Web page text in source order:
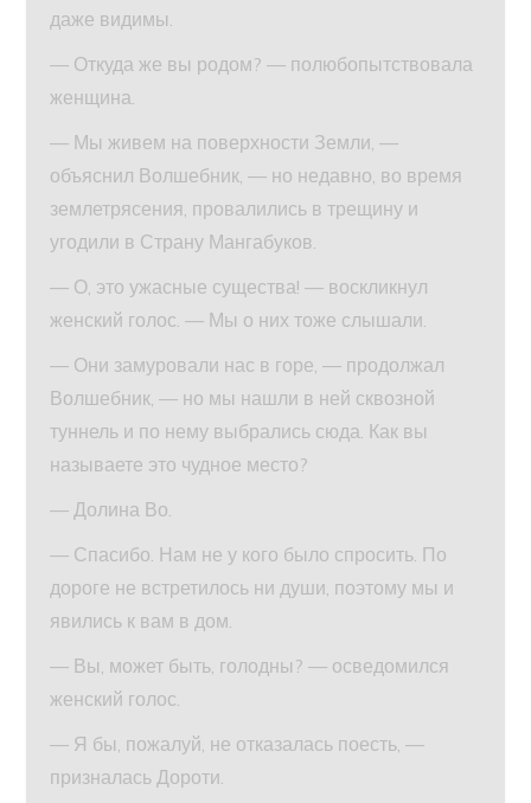
даже видимы.
— Откуда же вы родом? — полюбопытствовала
женщина.
— Мы живем на поверхности Земли, —
объяснил Волшебник, — но недавно, во время
землетрясения, провалились в трещину и
угодили в Страну Мангабуков.
— О, это ужасные существа! — воскликнул
женский голос. — Мы о них тоже слышали.
— Они замуровали нас в горе, — продолжал
Волшебник, — но мы нашли в ней сквозной
туннель и по нему выбрались сюда. Как вы
называете это чудное место?
— Долина Во.
— Спасибо. Нам не у кого было спросить. По
дороге не встретилось ни души, поэтому мы и
явились к вам в дом.
— Вы, может быть, голодны? — осведомился
женский голос.
— Я бы, пожалуй, не отказалась поесть, —
призналась Дороти.